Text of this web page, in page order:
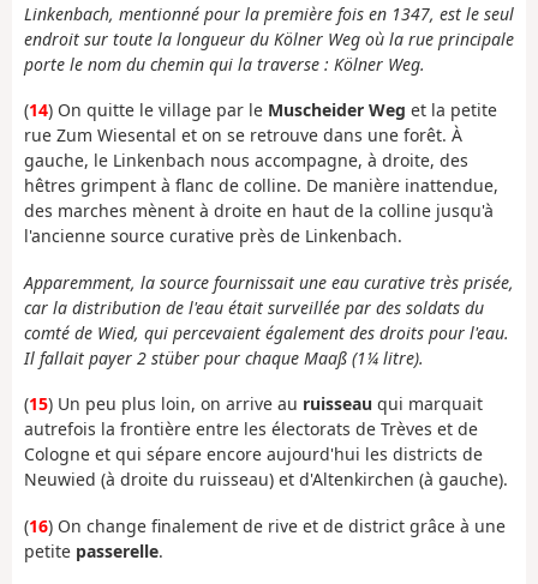
Linkenbach, mentionné pour la première fois en 1347, est le seul
endroit sur toute la longueur du Kölner Weg où la rue principale
porte le nom du chemin qui la traverse : Kölner Weg.
(14) On quitte le village par le Muscheider Weg et la petite
rue Zum Wiesental et on se retrouve dans une forêt. À
gauche, le Linkenbach nous accompagne, à droite, des
hêtres grimpent à flanc de colline. De manière inattendue,
des marches mènent à droite en haut de la colline jusqu'à
l'ancienne source curative près de Linkenbach.
Apparemment, la source fournissait une eau curative très prisée,
car la distribution de l'eau était surveillée par des soldats du
comté de Wied, qui percevaient également des droits pour l'eau.
Il fallait payer 2 stüber pour chaque Maaß (1¼ litre).
(15) Un peu plus loin, on arrive au ruisseau qui marquait
autrefois la frontière entre les électorats de Trèves et de
Cologne et qui sépare encore aujourd'hui les districts de
Neuwied (à droite du ruisseau) et d'Altenkirchen (à gauche).
(16) On change finalement de rive et de district grâce à une
petite passerelle.